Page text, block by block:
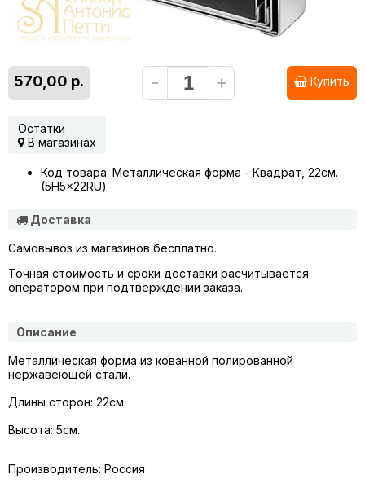
570,00 р. - + Купить
Остатки
В магазинах
Код товара: Металлическая форма - Квадрат, 22см.
(5H5x22RU)
Доставка
Самовывоз из магазинов бесплатно.
Точная стоимость и сроки доставки расчитывается
оператором при подтверждении заказа.
Описание
Металлическая форма из кованной полированной
нержавеющей стали.
Длины сторон: 22см.
Высота: 5см.
Производитель: Россия